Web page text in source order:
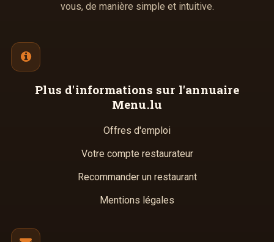
vous, de manière simple et intuitive.
Plus d'informations sur l'annuaire
Menu.lu
Offres d'emploi
Votre compte restaurateur
Recommander un restaurant
Mentions légales